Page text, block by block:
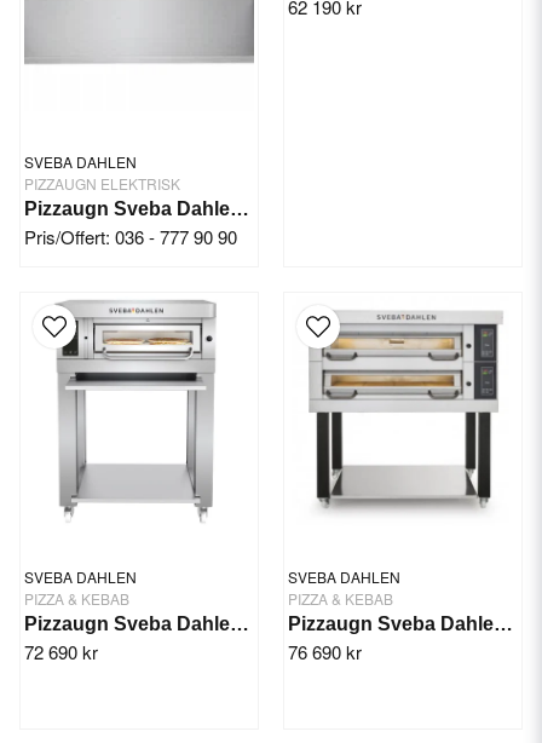
SVEBA DAHLEN
PIZZAUGN ELEKTRISK
Pizzaugn Sveba Dahlen P602-SD Touch
Pris/Offert: 036 - 777 90 90
62 190 kr
SVEBA DAHLEN
PIZZA & KEBAB
Pizzaugn Sveba Dahlen P-401, 1-däck
72 690 kr
SVEBA DAHLEN
PIZZA & KEBAB
Pizzaugn Sveba Dahlen DC-11P, 1-däck
76 690 kr